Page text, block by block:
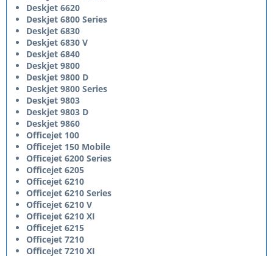
Deskjet 6620
Deskjet 6800 Series
Deskjet 6830
Deskjet 6830 V
Deskjet 6840
Deskjet 9800
Deskjet 9800 D
Deskjet 9800 Series
Deskjet 9803
Deskjet 9803 D
Deskjet 9860
Officejet 100
Officejet 150 Mobile
Officejet 6200 Series
Officejet 6205
Officejet 6210
Officejet 6210 Series
Officejet 6210 V
Officejet 6210 XI
Officejet 6215
Officejet 7210
Officejet 7210 XI